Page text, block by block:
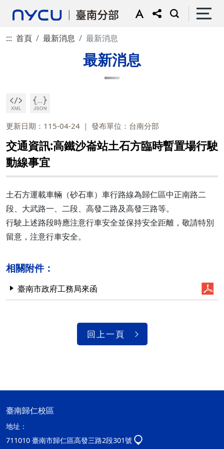
::: 首頁 最新消息 最新消息
最新消息
更新日期：115-04-24 發布單位：台南分部
交通資訊:高鐵沙崙站土石方臨時暫置場行駛
動線事宜
土石方運載車輛（砂石車）車行路線為歸仁區中正南路二
段、大武路一、二段、高發二路及高發三路等。
行駛上述路段時應注意行車安全並保持安全距離，敬請特別
留意，注意行車安全。
相關附件：
臺南市政府工務局來函
回上一頁
臺南歸仁校區
地址：
711010 臺南市歸仁區高發三路2段301號